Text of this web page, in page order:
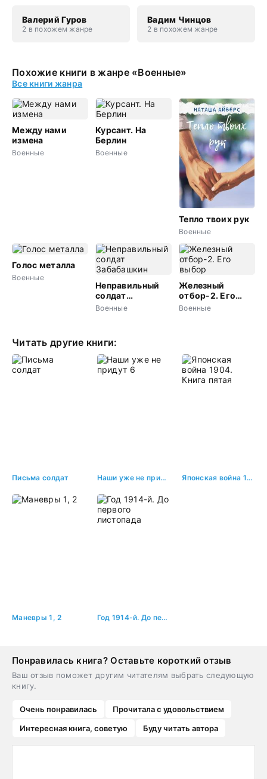
Валерий Гуров
2 в похожем жанре
Вадим Чинцов
2 в похожем жанре
Похожие книги в жанре «Военные»
Все книги жанра
Между нами
измена
Военные
Курсант. На
Берлин
Военные
Тепло твоих рук
Военные
Голос металла
Военные
Неправильный
солдат
Забабашкин
Военные
Железный
отбор-2. Его
выбор
Военные
Читать другие книги:
Письма солдат Наши уже не придут 6 Японская война 1904. Книга пятая
Маневры 1, 2 Год 1914-й. До первого листопада
Понравилась книга? Оставьте короткий отзыв
Ваш отзыв поможет другим читателям выбрать следующую
книгу.
Очень понравилась
Прочитала с удовольствием
Интересная книга, советую
Буду читать автора